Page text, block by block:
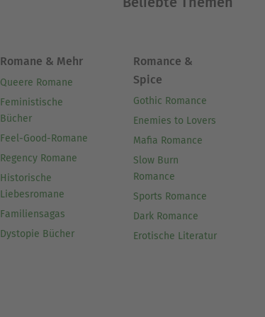
Romane & Mehr
Queere Romane
Feministische
Bücher
Feel-Good-Romane
Regency Romane
Historische
Liebesromane
Familiensagas
Dystopie Bücher
Romance &
Spice
Gothic Romance
Enemies to Lovers
Mafia Romance
Slow Burn
Romance
Sports Romance
Dark Romance
Erotische Literatur